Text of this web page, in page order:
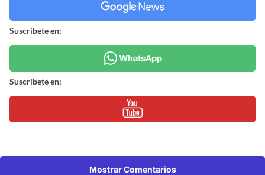
Suscríbete en:
Suscríbete en:
Mostrar Comentarios